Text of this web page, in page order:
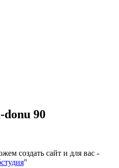
90
создать сайт и для вас -
"